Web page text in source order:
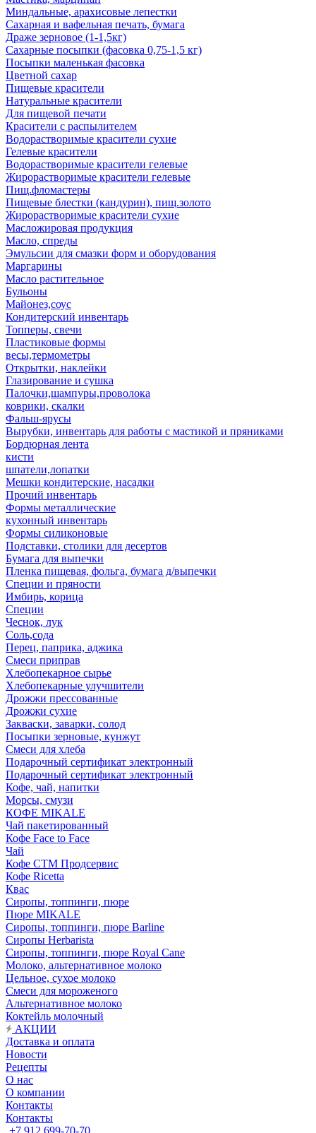
Миндальные, арахисовые лепестки
Сахарная и вафельная печать, бумага
Драже зерновое (1-1,5кг)
Сахарные посыпки (фасовка 0,75-1,5 кг)
Посыпки маленькая фасовка
Цветной сахар
Пищевые красители
Натуральные красители
Для пищевой печати
Красители с распылителем
Водорастворимые красители сухие
Гелевые красители
Водорастворимые красители гелевые
Жирорастворимые красители гелевые
Пищ.фломастеры
Пищевые блестки (кандурин), пищ.золото
Жирорастворимые красители сухие
Масложировая продукция
Масло, спреды
Эмульсии для смазки форм и оборудования
Маргарины
Масло растительное
Бульоны
Майонез,соус
Кондитерский инвентарь
Топперы, свечи
Пластиковые формы
весы,термометры
Открытки, наклейки
Глазирование и сушка
Палочки,шампуры,проволока
коврики, скалки
Фальш-ярусы
Вырубки, инвентарь для работы с мастикой и пряниками
Бордюрная лента
кисти
шпатели,лопатки
Мешки кондитерские, насадки
Прочий инвентарь
Формы металлические
кухонный инвентарь
Формы силиконовые
Подставки, столики для десертов
Бумага для выпечки
Пленка пищевая, фольга, бумага д/выпечки
Специи и пряности
Имбирь, корица
Специи
Чеснок, лук
Соль,сода
Перец, паприка, аджика
Смеси приправ
Хлебопекарное сырье
Хлебопекарные улучшители
Дрожжи прессованные
Дрожжи сухие
Закваски, заварки, солод
Посыпки зерновые, кунжут
Смеси для хлеба
Подарочный сертификат электронный
Подарочный сертификат электронный
Кофе, чай, напитки
Морсы, смузи
КОФЕ MIKALE
Чай пакетированный
Кофе Face to Face
Чай
Кофе СТМ Продсервис
Кофе Ricetta
Квас
Сиропы, топпинги, пюре
Пюре MIKALE
Сиропы, топпинги, пюре Barline
Сиропы Herbarista
Сиропы, топпинги, пюре Royal Cane
Молоко, альтернативное молоко
Цельное, сухое молоко
Смеси для мороженого
Альтернативное молоко
Коктейль молочный
АКЦИИ
Доставка и оплата
Новости
Рецепты
О нас
О компании
Контакты
Контакты
+7 912 699-70-70